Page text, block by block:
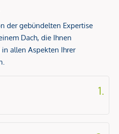
der gebündelten Expertise
Dach, die Ihnen
allen Aspekten Ihrer
1.